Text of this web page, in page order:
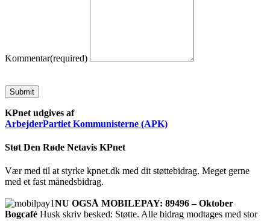
Kommentar(required)
Submit
KPnet udgives af
ArbejderPartiet Kommunisterne (APK)
Støt Den Røde Netavis KPnet
Vær med til at styrke kpnet.dk med dit støttebidrag. Meget gerne
med et fast månedsbidrag.
NU OGSÅ MOBILEPAY: 89496 – Oktober
Bogcafé Husk skriv besked: Støtte. Alle bidrag modtages med stor